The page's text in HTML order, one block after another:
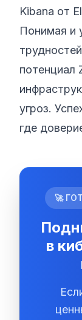
Kibana от
Понимая и
потенциал
угроз.
где
🚀
в